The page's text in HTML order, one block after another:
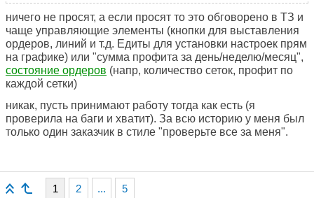
ничего не просят, а если просят то это обговорено в ТЗ и
чаще управляющие элементы (кнопки для выставления
ордеров, линий и т.д. Едиты для установки настроек прям
на графике) или "сумма профита за день/неделю/месяц",
состояние ордеров (напр, количество сеток, профит по
каждой сетки)
никак, пусть принимают работу тогда как есть (я
проверила на баги и хватит). За всю историю у меня был
только один заказчик в стиле "проверьте все за меня".
1 2 ... 5